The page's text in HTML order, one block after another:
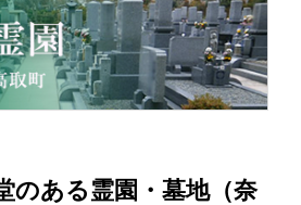
のある霊園・墓地（奈